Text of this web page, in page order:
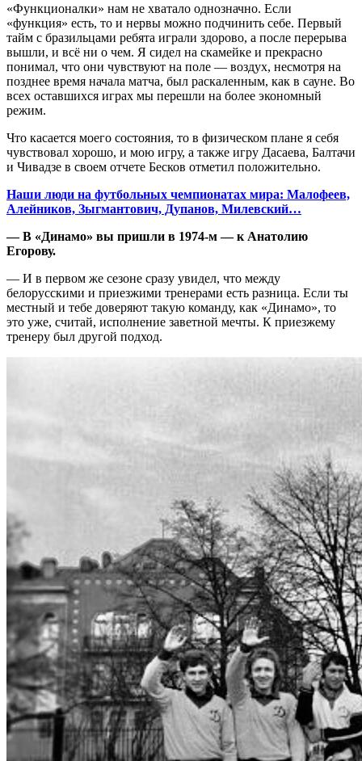
«Функционалки» нам не хватало однозначно. Если
«функция» есть, то и нервы можно подчинить себе. Первый
тайм с бразильцами ребята играли здорово, а после перерыва
вышли, и всё ни о чем. Я сидел на скамейке и прекрасно
понимал, что они чувствуют на поле — воздух, несмотря на
позднее время начала матча, был раскаленным, как в сауне. Во
всех оставшихся играх мы перешли на более экономный
режим.
Что касается моего состояния, то в физическом плане я себя
чувствовал хорошо, и мою игру, а также игру Дасаева, Балтачи
и Чивадзе в своем отчете Бесков отметил положительно.
Наши люди на футбольных чемпионатах мира: Малофеев,
Алейников, Зыгмантович, Дупанов, Милевский…
— В «Динамо» вы пришли в 1974-м — к Анатолию
Егорову.
— И в первом же сезоне сразу увидел, что между
белорусскими и приезжими тренерами есть разница. Если ты
местный и тебе доверяют такую команду, как «Динамо», то
это уже, считай, исполнение заветной мечты. К приезжему
тренеру был другой подход.